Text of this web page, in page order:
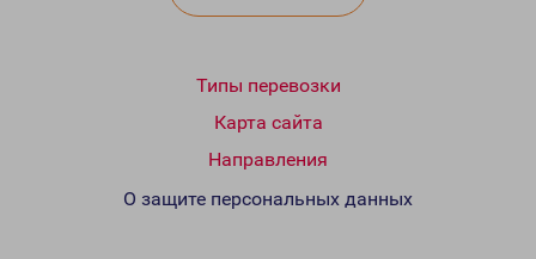
Типы перевозки
Карта сайта
Направления
О защите персональных данных